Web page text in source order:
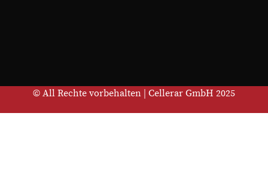
© All Rechte vorbehalten | Cellerar GmbH 2025